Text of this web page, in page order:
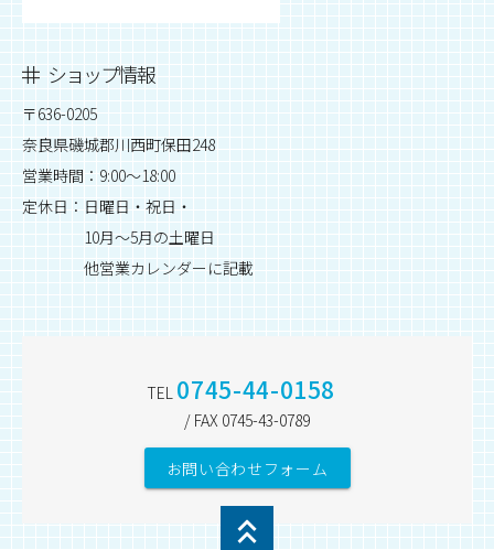
ショップ情報
〒636-0205
奈良県磯城郡川西町保田248
営業時間：9:00～18:00
定休日：日曜日・祝日・
10月～5月の土曜日
他営業カレンダーに記載
TEL 0745-44-0158
/ FAX 0745-43-0789
お問い合わせフォーム